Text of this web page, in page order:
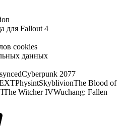
для Fallout 4
cookies
данных
Cyberpunk 2077
PhysintSkyblivionThe Blood of
The Witcher IVWuchang: Fallen